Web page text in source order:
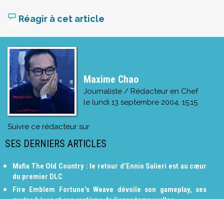
Réagir à cet article
Maxime Chao
Journaliste / Rédacteur en Chef
le lundi 13 septembre 2004, 15:15
Suivre ce rédacteur sur
SES DERNIERS ARTICLES
Mafia The Old Country : le retour d'Ennio Salieri est au cœur
du premier DLC
Fire Emblem Fortune's Weave dévoile son gameplay, ses